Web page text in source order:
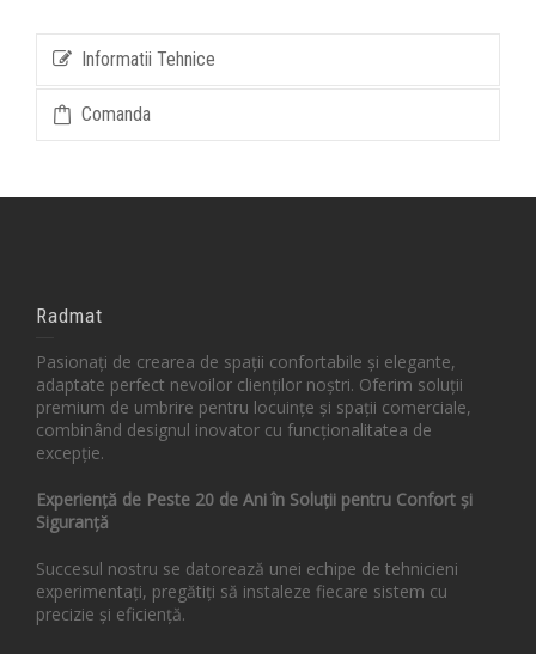
Informatii Tehnice
Comanda
Radmat
Pasionați de crearea de spații confortabile și elegante,
adaptate perfect nevoilor clienților noștri. Oferim soluții
premium de umbrire pentru locuințe și spații comerciale,
combinând designul inovator cu funcționalitatea de
excepție.
Experiență de Peste 20 de Ani în Soluții pentru Confort și
Siguranță
Succesul nostru se datorează unei echipe de tehnicieni
experimentați, pregătiți să instaleze fiecare sistem cu
precizie și eficiență.